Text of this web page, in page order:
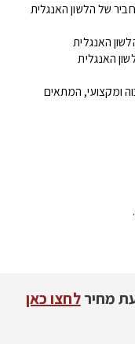
של הלשון האנגלית
האנגלית
האנגלית
ומקצועי, המתאים
מחירלחצו כאן